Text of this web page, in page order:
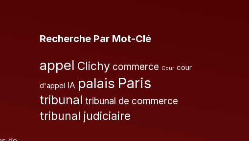
Recherche Par Mot-Clé
appel Clichy commerce Cour cour
d'appel IA palais Paris
tribunal tribunal de commerce
tribunal judiciaire